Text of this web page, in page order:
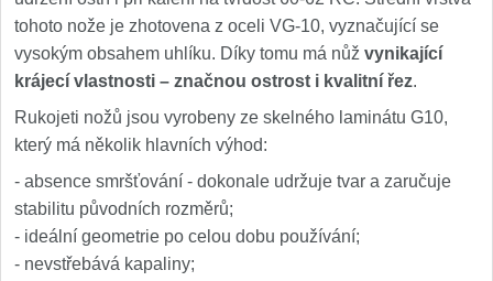
tohoto nože je zhotovena z oceli VG-10, vyznačující se
vysokým obsahem uhlíku. Díky tomu má nůž vynikající
krájecí vlastnosti – značnou ostrost i kvalitní řez.
Rukojeti nožů jsou vyrobeny ze skelného laminátu G10,
který má několik hlavních výhod:
- absence smršťování - dokonale udržuje tvar a zaručuje
stabilitu původních rozměrů;
- ideální geometrie po celou dobu používání;
- nevstřebává kapaliny;